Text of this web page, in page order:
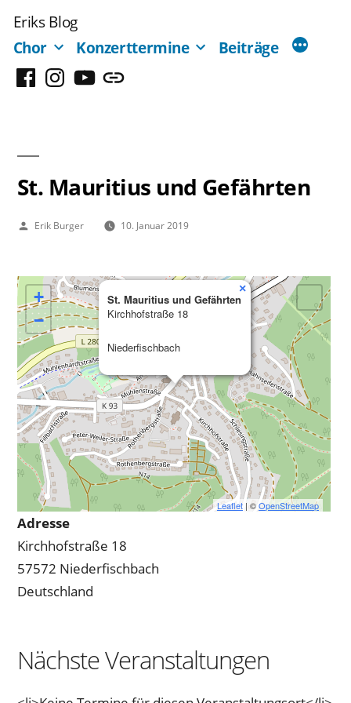
Inhalt
springen
Eriks Blog
Chor
Konzerttermine Beiträge
FacebookInstagram
YouTubeMastodon
St. Mauritius und Gefährten
Veröffentlicht
Erik Burger 10. Januar 2019
St. Mauritius und Gefährten
Kirchhofstraße 18
Niederfischbach
×
+
−
Leaflet| ©OpenStreetMap
Adresse
Kirchhofstraße 18
57572 Niederfischbach
Deutschland
Nächste Veranstaltungen